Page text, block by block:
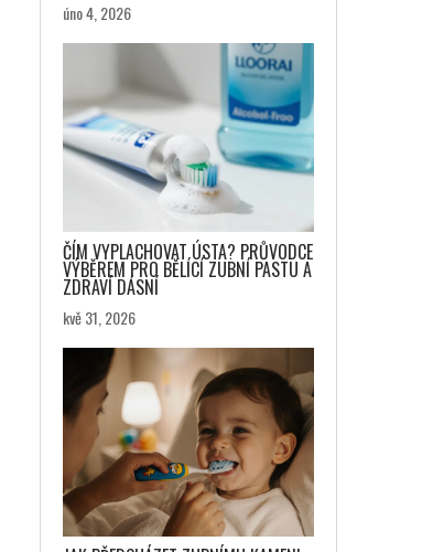
úno 4, 2026
ČÍM VYPLACHOVAT ÚSTA? PRŮVODCE
VÝBĚREM PRO BĚLÍCÍ ZUBNÍ PASTU A
ZDRAVÍ DÁSNÍ
kvě 31, 2026